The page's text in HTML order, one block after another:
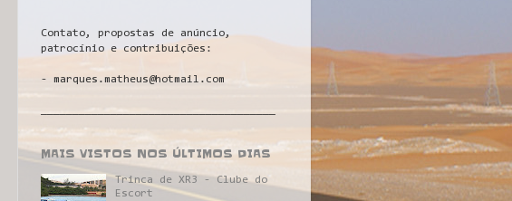
Contato, propostas de anúncio,
patrocínio e contribuições:
- marques.matheus@hotmail.com
MAIS VISTOS NOS ÚLTIMOS DIAS
Trinca de XR3 - Clube do
Escort